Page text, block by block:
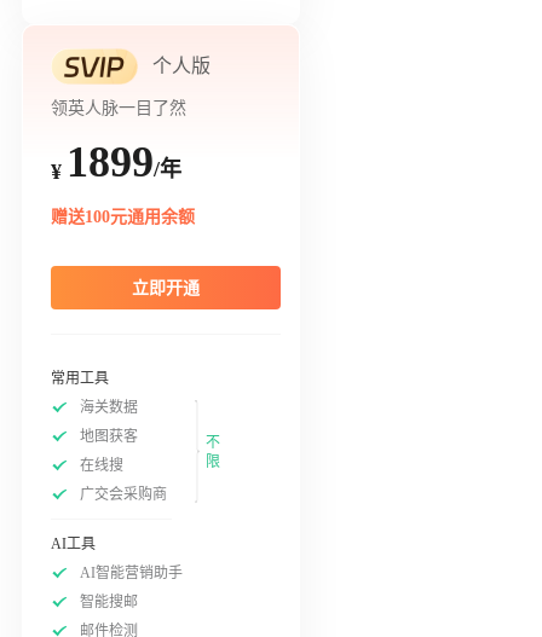
个人版
领英人脉一目了然
¥ 1899/年
赠送100元通用余额
立即开通
常用工具
海关数据
地图获客
在线搜
广交会采购商
不
限
AI工具
AI智能营销助手
智能搜邮
邮件检测